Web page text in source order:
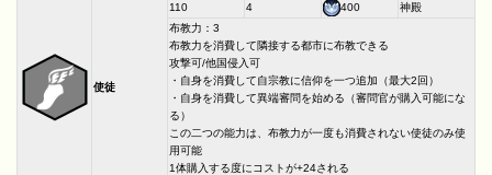
使徒
110 4 400
神殿
布教力：3
布教力を消費して隣接する都市に布教できる
攻撃可/他国侵入可
・自身を消費して自宗教に信仰を一つ追加（最大2回）
・自身を消費して異端審問を始める（審問官が購入可能にな
る）
この二つの能力は、布教力が一度も消費されない使徒のみ使
用可能
1体購入する度にコストが+24される